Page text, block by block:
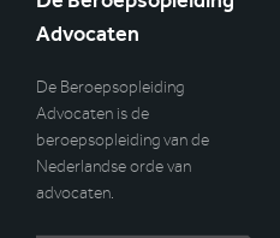
Advocaten
De Beroepsopleiding
Advocaten is de
beroepsopleiding van de
Nederlandse orde van
advocaten.